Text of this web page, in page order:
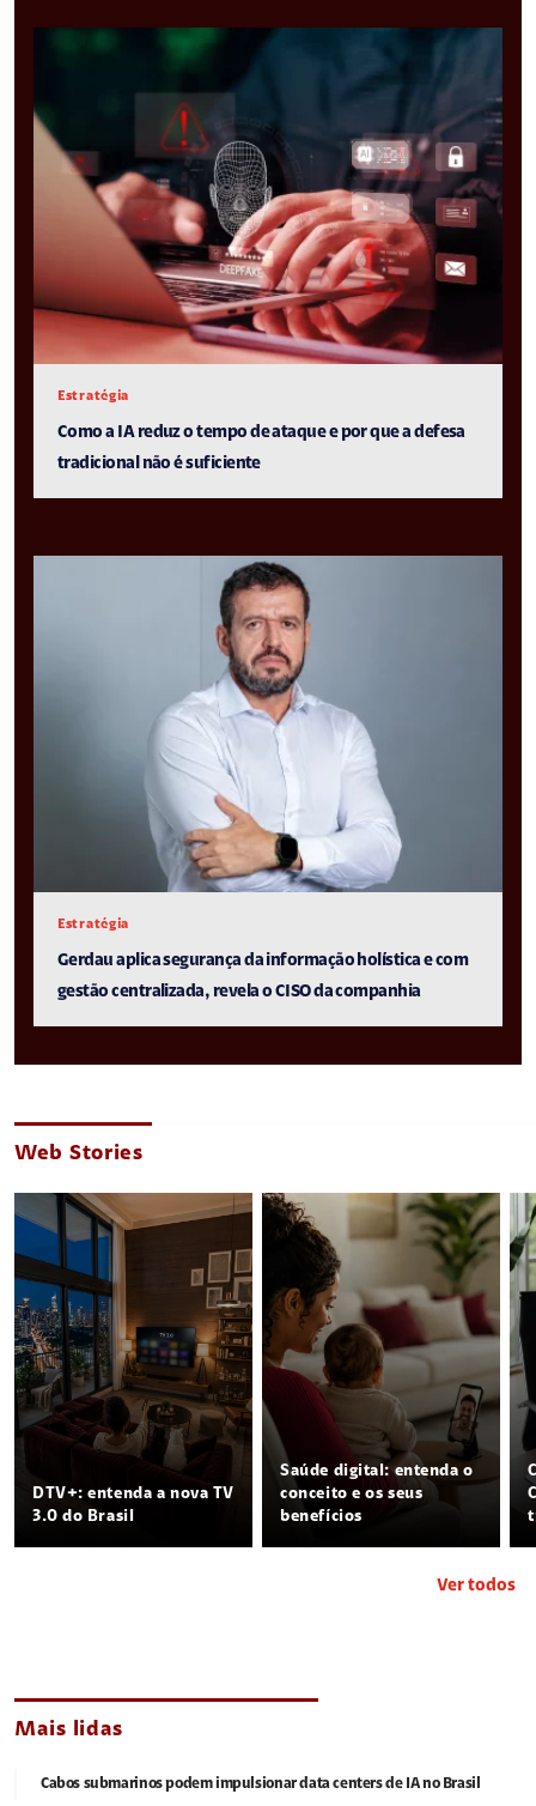
Estratégia
Como a IA reduz o tempo de ataque e por que a defesa
tradicional não é suficiente
Estratégia
Gerdau aplica segurança da informação holística e com
gestão centralizada, revela o CISO da companhia
Web Stories
DTV+: entenda a nova TV
3.0 do Brasil
Saúde digital: entenda o
conceito e os seus
benefícios
Ver todos
Mais lidas
Cabos submarinos podem impulsionar data centers de IA no Brasil